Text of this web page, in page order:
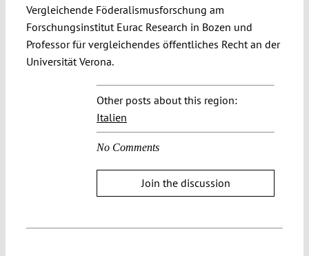
Vergleichende Föderalismusforschung am
Forschungsinstitut Eurac Research in Bozen und
Professor für vergleichendes öffentliches Recht an der
Universität Verona.
Other posts about this region:
Italien
No Comments
Join the discussion